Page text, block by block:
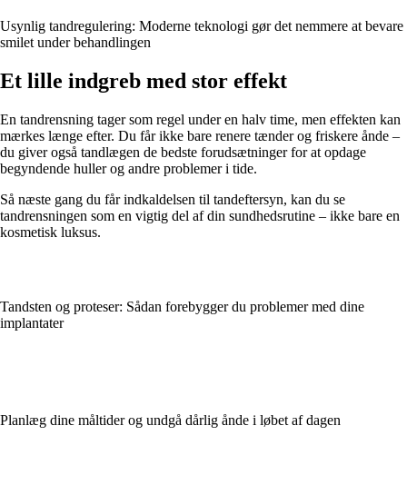
Usynlig tandregulering: Moderne teknologi gør det nemmere at bevare
smilet under behandlingen
Et lille indgreb med stor effekt
En tandrensning tager som regel under en halv time, men effekten kan
mærkes længe efter. Du får ikke bare renere tænder og friskere ånde –
du giver også tandlægen de bedste forudsætninger for at opdage
begyndende huller og andre problemer i tide.
Så næste gang du får indkaldelsen til tandeftersyn, kan du se
tandrensningen som en vigtig del af din sundhedsrutine – ikke bare en
kosmetisk luksus.
Tandsten og proteser: Sådan forebygger du problemer med dine
implantater
Planlæg dine måltider og undgå dårlig ånde i løbet af dagen